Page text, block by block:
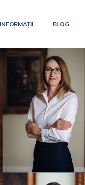
INFORMAȚII BLOG